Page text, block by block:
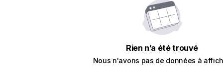
Rien n’a été trouvé
Nous n'avons pas de données à